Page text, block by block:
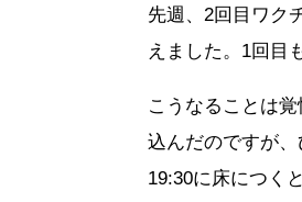
先週、2回目ワク
えました。1回目
こうなることは
込んだのですが
19:30に床につく